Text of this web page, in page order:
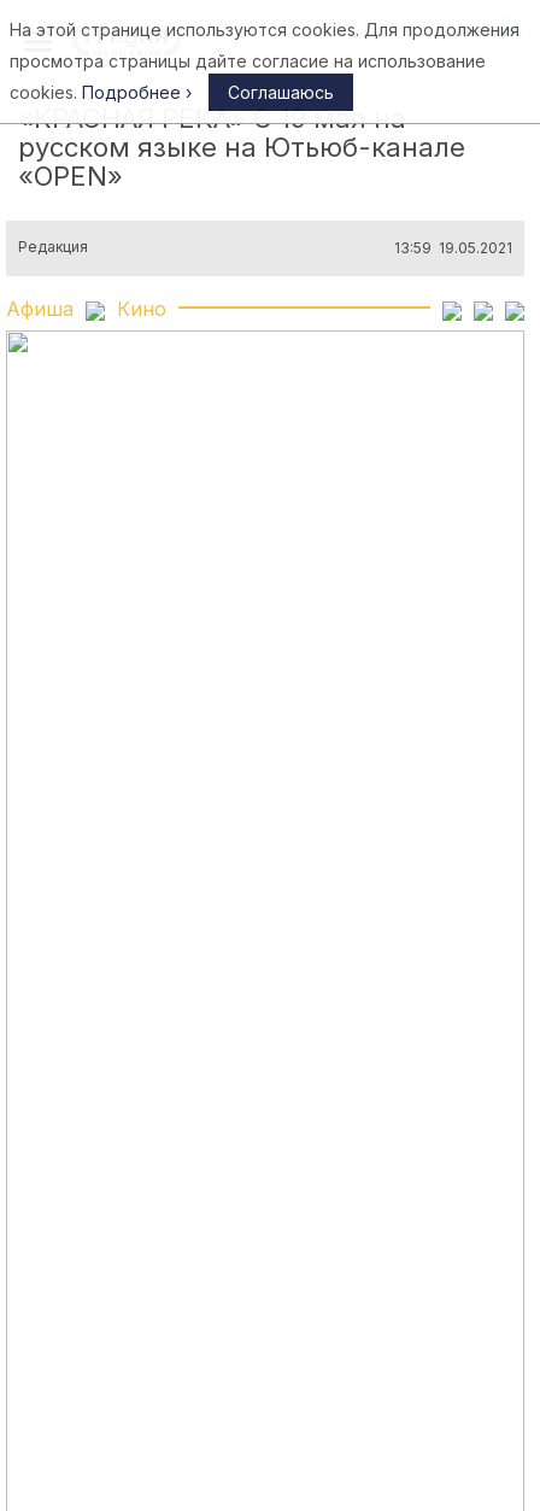
Афины
«КРАСНАЯ РЕКА» С 19 мая на
русском языке на Ютьюб-канале
«OPEN»
Редакция 13:59 19.05.2021
Афиша Кино
На этой странице используются cookies. Для продолжения
просмотра страницы дайте согласие на использование
cookies. Подробнее › Соглашаюсь